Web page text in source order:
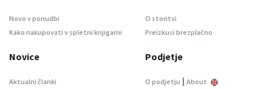
Novo v ponudbi
Kako nakupovati v spletni knjigarni
O storitvi
Preizkusi brezplačno
Novice
Aktualni članki
Podjetje
O podjetju | About